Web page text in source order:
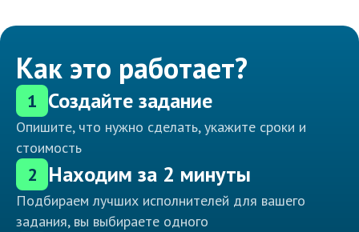
Как это работает?
1 Создайте задание
Опишите, что нужно сделать, укажите сроки и
стоимость
2 Находим за 2 минуты
Подбираем лучших исполнителей для вашего
задания, вы выбираете одного